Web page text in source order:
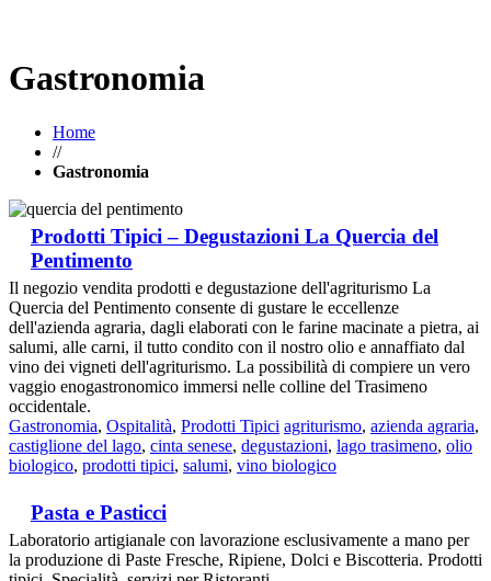
Gastronomia
Home
//
Gastronomia
Prodotti Tipici – Degustazioni La Quercia del
Pentimento
Il negozio vendita prodotti e degustazione dell'agriturismo La
Quercia del Pentimento consente di gustare le eccellenze
dell'azienda agraria, dagli elaborati con le farine macinate a pietra, ai
salumi, alle carni, il tutto condito con il nostro olio e annaffiato dal
vino dei vigneti dell'agriturismo. La possibilità di compiere un vero
vaggio enogastronomico immersi nelle colline del Trasimeno
occidentale.
Gastronomia, Ospitalità, Prodotti Tipici agriturismo, azienda agraria,
castiglione del lago, cinta senese, degustazioni, lago trasimeno, olio
biologico, prodotti tipici, salumi, vino biologico
Pasta e Pasticci
Laboratorio artigianale con lavorazione esclusivamente a mano per
la produzione di Paste Fresche, Ripiene, Dolci e Biscotteria. Prodotti